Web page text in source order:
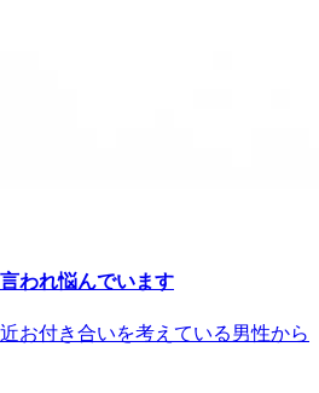
われ悩んでいます
お付き合いを考えている男性から